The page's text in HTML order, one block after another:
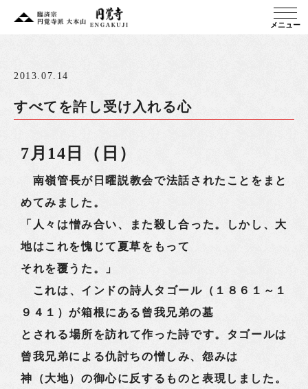
メニュー
2013.07.14
すべてを許し受け入れる心
7月14日（日）
南嶺管長が日曜説教会で法話されたことをまと
めてみました。
「人々は憎み合い、また殺し合った。しかし、大
地はこれを愧じて夏草をもって
それを覆うた。」
これは、インドの詩人タゴール（１８６１～１
９４１）が箱根にある曾我兄弟の墓
とされる場所を訪れて作った詩です。タゴールは
曾我兄弟による仇討ちの憎しみ、怨みは
神（大地）の御心に反するものと表現しました。